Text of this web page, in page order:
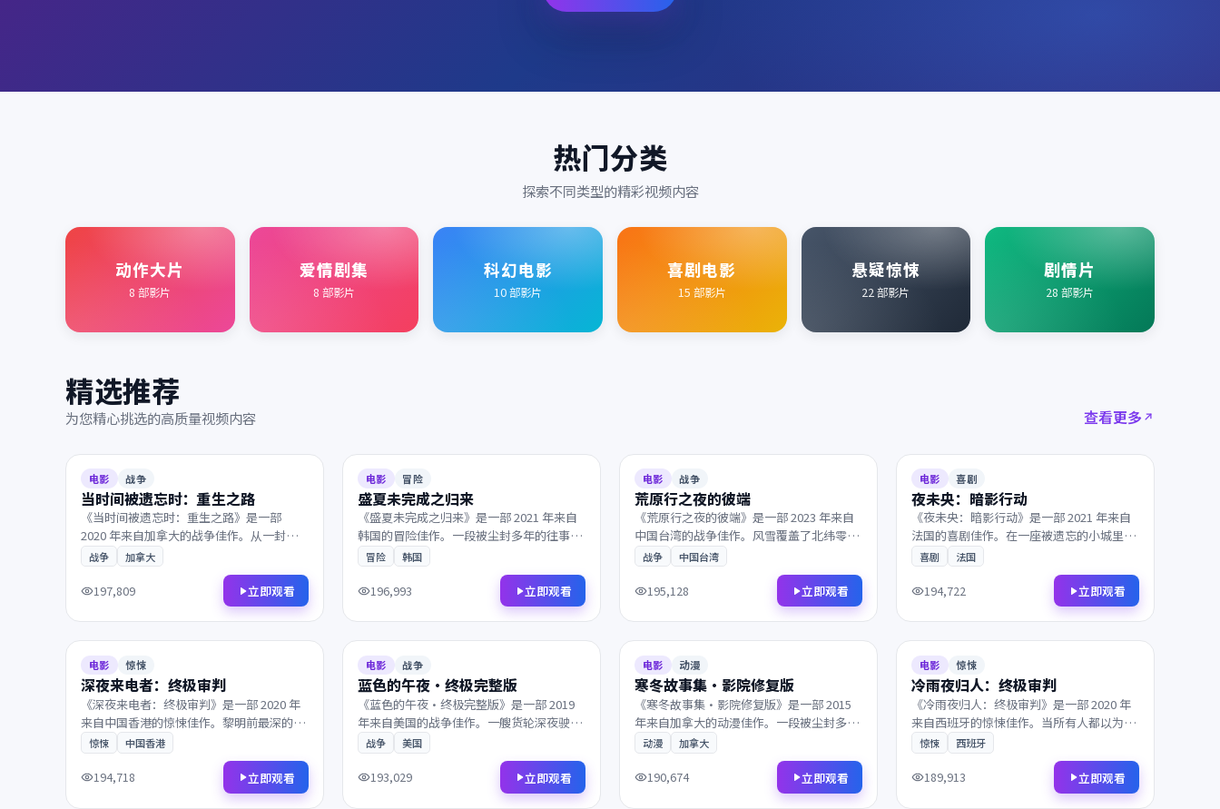
热门分类
探索不同类型的精彩视频内容
动作大片
8 部影片
爱情剧集
8 部影片
科幻电影
10部影片
喜剧电影
15 部影片
悬疑惊悚
22部影片
剧情片
28 部影片
精选推荐
为您精心挑选的高质量视频内容 查看更多
7.5
电影 战争
当时间被遗忘时：重生之路
《当时间被遗忘时：重生之路》是一部
2020 年来自加拿大的战争佳作。从一封迟
到的信件开始，层层迷雾最终通向意想不到
的结局。兼具商业类型片的爽感与艺术片的
余韵，影迷不容错过。
战争 加拿大
197,809 立即观看
9.4
电影 冒险
盛夏未完成之归来
《盛夏未完成之归来》是一部 2021 年来自
韩国的冒险佳作。一段被尘封多年的往事，
一封匿名信打乱了原本平静的生活。兼具商
业类型片的爽感与艺术片的余韵，影迷不容
错过。
冒险 韩国
196,993 立即观看
7.0
电影 战争
荒原行之夜的彼端
《荒原行之夜的彼端》是一部 2023 年来自
中国台湾的战争佳作。风雪覆盖了北纬零度
的边境，理想与现实在一次次抉择中互相拉
扯。镜头语言细腻动人，配乐与画面相得益
彰，影迷不容错过。
战争 中国台湾
195,128 立即观看
7.7
电影 喜剧
夜未央：暗影行动
《夜未央：暗影行动》是一部 2021 年来自
法国的喜剧佳作。在一座被遗忘的小城里，
一段隐忍多年的爱意终于得以释放。凭借出
色的剧本与表演获得多项国际奖项提名，影
迷不容错过。
喜剧 法国
194,722 立即观看
8.2
2020
电影 惊悚
深夜来电者：终极审判
《深夜来电者：终极审判》是一部 2020 年
来自中国香港的惊悚佳作。黎明前最深的黑
暗中，一封匿名信打乱了原本平静的生活。
值得在大银幕上反复品味的诚意之作，影迷
不容错过。
惊悚 中国香港
194,718 立即观看
6.7
2019
电影 战争
蓝色的午夜·终极完整版
《蓝色的午夜·终极完整版》是一部 2019
年来自美国的战争佳作。一艘货轮深夜驶入
未知海域，看似偶然的相遇背后藏着惊人的
真相。剧情反转令人回味，情感层次饱满深
刻，影迷不容错过。
战争 美国
193,029 立即观看
9.0
2015
电影 动漫
寒冬故事集·影院修复版
《寒冬故事集·影院修复版》是一部 2015
年来自加拿大的动漫佳作。一段被尘封多年
的往事，父子在沉默中重新认识彼此。画面
质感极具电影感，观影体验沉浸而难忘，影
迷不容错过。
动漫 加拿大
190,674 立即观看
6.6
2020
电影 惊悚
冷雨夜归人：终极审判
《冷雨夜归人：终极审判》是一部 2020 年
来自西班牙的惊悚佳作。当所有人都以为故
事已经结束，理想与现实在一次次抉择中互
相拉扯。剧情反转令人回味，情感层次饱满
深刻，影迷不容错过。
惊悚 西班牙
189,913 立即观看